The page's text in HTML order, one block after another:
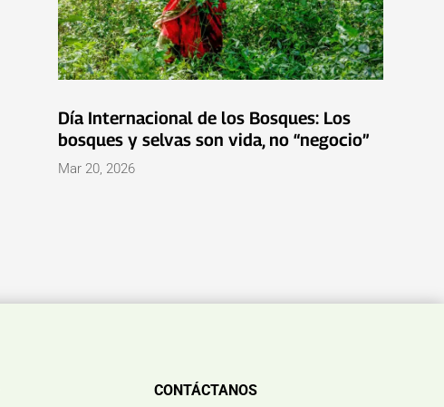
Día Internacional de los Bosques: Los
bosques y selvas son vida, no “negocio”
Mar 20, 2026
CONTÁCTANOS